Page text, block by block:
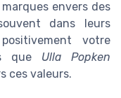
envers des
dans leurs
votre
que Ulla Popken
ces valeurs.